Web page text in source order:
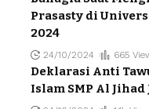
Prasasty di
2024
24/10/2024 665
Deklarasi Anti
Islam SMP Al